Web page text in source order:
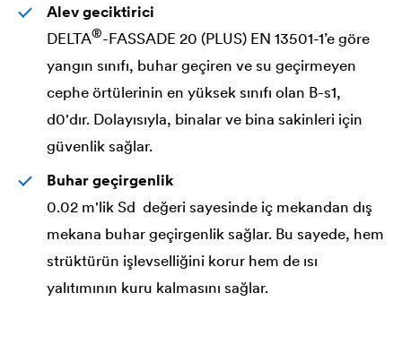
Alev geciktirici
DELTA®-FASSADE 20 (PLUS) EN 13501-1’e göre
yangın sınıfı, buhar geçiren ve su geçirmeyen
cephe örtülerinin en yüksek sınıfı olan B-s1,
d0'dır. Dolayısıyla, binalar ve bina sakinleri için
güvenlik sağlar.
Buhar geçirgenlik
0.02 m'lik Sd değeri sayesinde iç mekandan dış
mekana buhar geçirgenlik sağlar. Bu sayede, hem
strüktürün işlevselliğini korur hem de ısı
yalıtımının kuru kalmasını sağlar.